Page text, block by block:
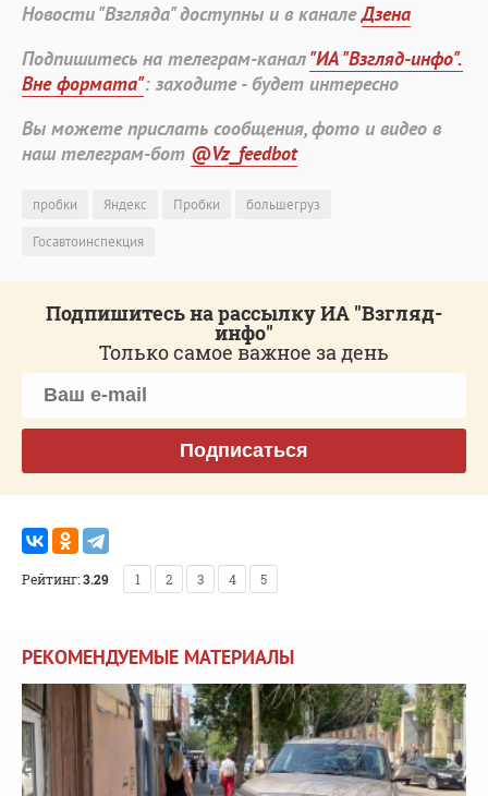
Новости "Взгляда" доступны и в каналеДзена
Подпишитесь на телеграм-канал"ИА "Взгляд-инфо".
Вне формата": заходите - будет интересно
Вы можете прислать сообщения, фото и видео в
наш телеграм-бот @Vz_feedbot
пробки Яндекс Пробки
большегруз
Госавтоинспекция
Подпишитесь на рассылку ИА "Взгляд-
инфо"
Только самое важное за день
Подписаться
Рейтинг:3.29 1 2 3 4 5
РЕКОМЕНДУЕМЫЕ МАТЕРИАЛЫ